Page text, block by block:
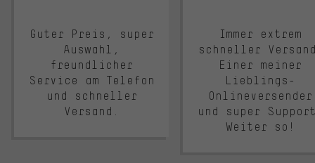
Guter Preis, super
Auswahl,
freundlicher
Service am Telefon
und schneller
Versand.
Immer extrem
schneller
Einer meiner
Lieblings-
Onlineversender
und super
Weiter so!